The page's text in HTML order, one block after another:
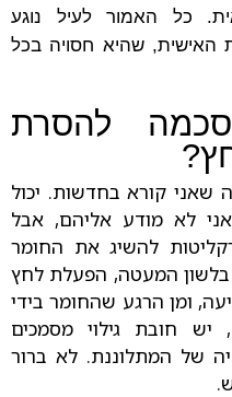
כל האמור לעיל נוגע
האישית, שהיא חסויה בכל
להסרת
שאני קורא בחדשות. יכול
לא מודע אליהם, אבל
להשיג את החומר
בלשון המעטה, הפעלת לחץ
ומן הרגע שהחומר בידי
יש חובת גילוי מסמכים
של המתלוננת. לא ברור